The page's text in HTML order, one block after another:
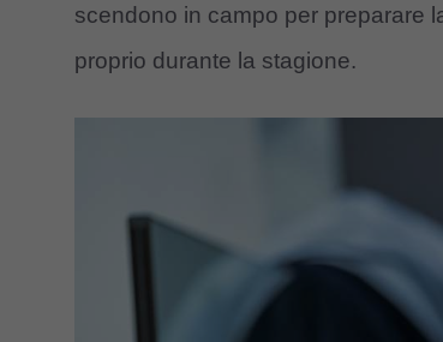
scendono in campo per preparare
proprio durante la stagione.